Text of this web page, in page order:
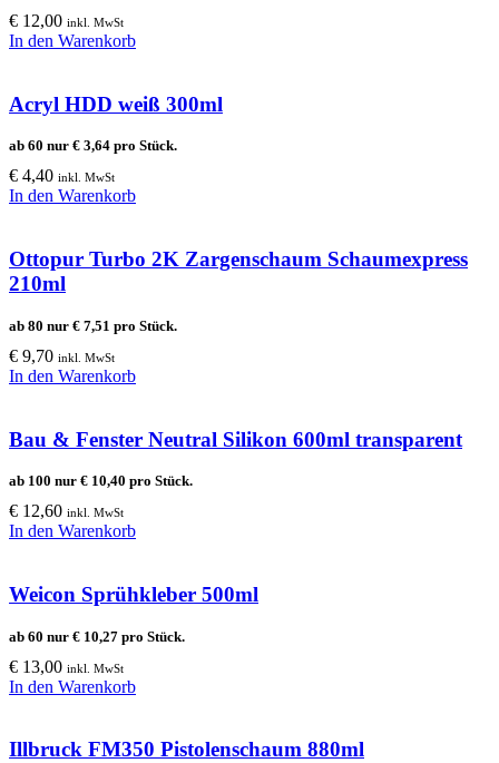
€ 12,00 inkl. MwSt
In den Warenkorb
Acryl HDD weiß 300ml
ab 60 nur € 3,64 pro Stück.
€ 4,40 inkl. MwSt
In den Warenkorb
Ottopur Turbo 2K Zargenschaum Schaumexpress
210ml
ab 80 nur € 7,51 pro Stück.
€ 9,70 inkl. MwSt
In den Warenkorb
Bau & Fenster Neutral Silikon 600ml transparent
ab 100 nur € 10,40 pro Stück.
€ 12,60 inkl. MwSt
In den Warenkorb
Weicon Sprühkleber 500ml
ab 60 nur € 10,27 pro Stück.
€ 13,00 inkl. MwSt
In den Warenkorb
Illbruck FM350 Pistolenschaum 880ml